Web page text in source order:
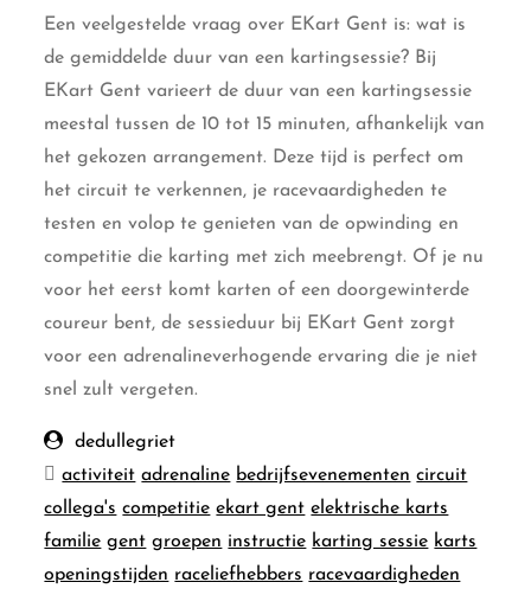
Een veelgestelde vraag over EKart Gent is: wat is
de gemiddelde duur van een kartingsessie? Bij
EKart Gent varieert de duur van een kartingsessie
meestal tussen de 10 tot 15 minuten, afhankelijk van
het gekozen arrangement. Deze tijd is perfect om
het circuit te verkennen, je racevaardigheden te
testen en volop te genieten van de opwinding en
competitie die karting met zich meebrengt. Of je nu
voor het eerst komt karten of een doorgewinterde
coureur bent, de sessieduur bij EKart Gent zorgt
voor een adrenalineverhogende ervaring die je niet
snel zult vergeten.
dedullegriet
activiteit adrenaline bedrijfsevenementen circuit
collega's competitie ekart gent elektrische karts
familie gent groepen instructie karting sessie karts
openingstijden raceliefhebbers racevaardigheden